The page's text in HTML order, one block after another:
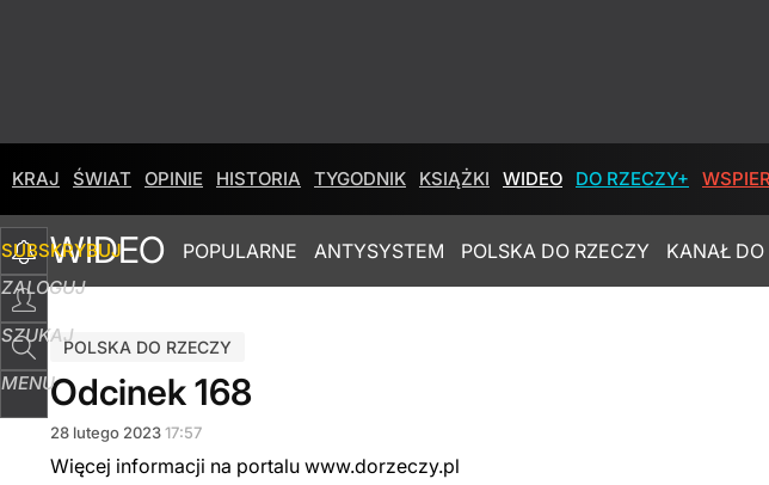
KRAJ ŚWIAT OPINIE HISTORIA TYGODNIK KSIĄŻKI WIDEO DO RZECZY+
SUBSKRYBUJ
ZALOGUJ
SZUKAJ
MENU
WIDEO POPULARNE ANTYSYSTEM POLSKA DO RZECZY KANAŁ DO
POLSKA DO RZECZY
Odcinek 168
28 lutego 202317:57
Więcej informacji na portalu www.dorzeczy.pl